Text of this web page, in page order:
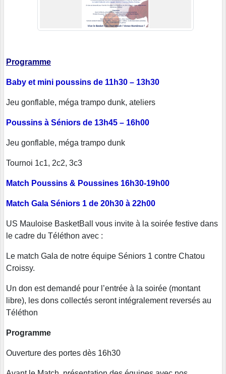
Programme
Baby et mini poussins de 11h30 – 13h30
Jeu gonflable, méga trampo dunk, ateliers
Poussins à Séniors de 13h45 – 16h00
Jeu gonflable, méga trampo dunk
Tournoi 1c1, 2c2, 3c3
Match Poussins & Poussines 16h30-19h00
Match Gala Séniors 1 de 20h30 à 22h00
US Mauloise BasketBall vous invite à la soirée festive dans
le cadre du Téléthon avec :
Le match Gala de notre équipe Séniors 1 contre Chatou
Croissy.
Un don est demandé pour l’entrée à la soirée (montant
libre), les dons collectés seront intégralement reversés au
Téléthon
Programme
Ouverture des portes dès 16h30